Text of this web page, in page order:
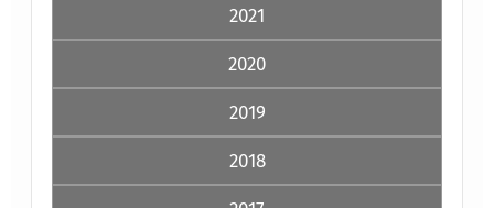
2021
2020
2019
2018